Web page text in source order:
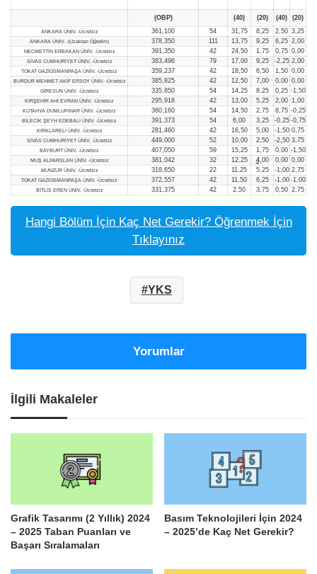
(OBP) (40) (20) (40) (20)
ANKARA ÜNİV. -Ücretsiz 361,100 54 31,75 8,25 2,50 3,25
ANKARA ÜNİV. -(Uzaktan Öğretim) 378,350 111 13,75 9,25 6,25 2,00
NECMETTİN ERBAKAN ÜNİV. -Ücretsiz 391,350 42 24,50 1,75 0,75 0,00
SİVAS CUMHURİYET ÜNİV. -Ücretsiz 383,496 79 17,00 9,25 -2,25 2,00
TOKAT GAZİOSMANPAŞA ÜNİV. -Ücretsiz 359,237 42 18,50 6,50 1,50 0,00
BURDUR MEHMET AKİF ERSOY ÜNİV. -Ücretsiz 385,825 42 12,50 7,00 0,00 0,00
GİRESUN ÜNİV. -Ücretsiz 335,850 54 14,25 8,25 0,25 -1,50
KIRŞEHİR AHİ EVRAN ÜNİV. -Ücretsiz 295,918 42 13,00 5,25 2,00 1,00
KÜTAHYA DUMLUPINAR ÜNİV. -Ücretsiz 360,160 54 14,50 2,75 8,75 -0,25
BİLECİK ŞEYH EDEBALİ ÜNİV. -Ücretsiz 391,373 54 6,00 3,25 -0,25 -0,75
KIRKLARELİ ÜNİV. -Ücretsiz 281,460 42 16,50 5,00 -1,50 0,75
SİVAS CUMHURİYET ÜNİV. -Ücretsiz 449,000 52 10,00 2,50 -2,50 3,75
BAYBURT ÜNİV. -Ücretsiz 407,050 59 15,25 1,75 0,00 -1,50
MUŞ ALPARSLAN ÜNİV. -Ücretsiz 381,042 32 12,25 4,00 0,00 0,00
MUNZUR ÜNİV. -Ücretsiz 318,650 22 11,25 5,25 -1,00 2,75
TOKAT GAZİOSMANPAŞA ÜNİV. -Ücretsiz 372,557 42 11,50 6,25 -1,00 -1,00
BİTLİS EREN ÜNİV. -Ücretsiz 331,375 42 2,50 3,75 0,50 2,75
Hangi Bölüm İçin Kaç Net Gerekir? Öğrenmek İçin
Tıklayınız
YKS
Yorumlar
İlgili Makaleler
Grafik Tasarımı (2 Yıllık) 2024
– 2025 Taban Puanları ve
Başarı Sıralamaları
Basım Teknolojileri İçin 2024
– 2025’de Kaç Net Gerekir?